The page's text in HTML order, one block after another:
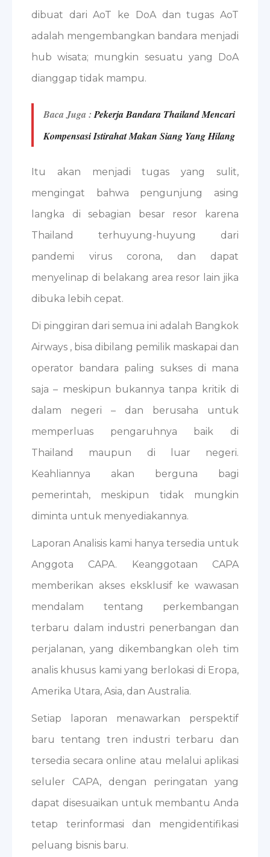
dibuat dari AoT ke DoA dan tugas AoT
adalah mengembangkan bandara menjadi
hub wisata; mungkin sesuatu yang DoA
dianggap tidak mampu.
Baca Juga :Pekerja Bandara Thailand Mencari
Kompensasi Istirahat Makan Siang Yang Hilang
Itu akan menjadi tugas yang sulit,
mengingat bahwa pengunjung asing
langka di sebagian besar resor karena
Thailand terhuyung-huyung dari
pandemi virus corona, dan dapat
menyelinap di belakang area resor lain jika
dibuka lebih cepat.
Di pinggiran dari semua ini adalah Bangkok
Airways , bisa dibilang pemilik maskapai dan
operator bandara paling sukses di mana
saja – meskipun bukannya tanpa kritik di
dalam negeri – dan berusaha untuk
memperluas pengaruhnya baik di
Thailand maupun di luar negeri.
Keahliannya akan berguna bagi
pemerintah, meskipun tidak mungkin
diminta untuk menyediakannya.
Laporan Analisis kami hanya tersedia untuk
Anggota CAPA. Keanggotaan CAPA
memberikan akses eksklusif ke wawasan
mendalam tentang perkembangan
terbaru dalam industri penerbangan dan
perjalanan, yang dikembangkan oleh tim
analis khusus kami yang berlokasi di Eropa,
Amerika Utara, Asia, dan Australia.
Setiap laporan menawarkan perspektif
baru tentang tren industri terbaru dan
tersedia secara online atau melalui aplikasi
seluler CAPA, dengan peringatan yang
dapat disesuaikan untuk membantu Anda
tetap terinformasi dan mengidentifikasi
peluang bisnis baru.